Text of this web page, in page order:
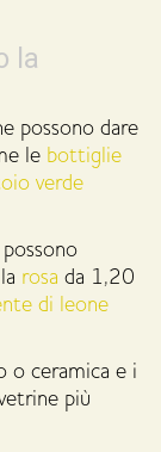
la
possono dare
le bottiglie
verde
rosa da 1,20
di leone
o ceramica e i
più